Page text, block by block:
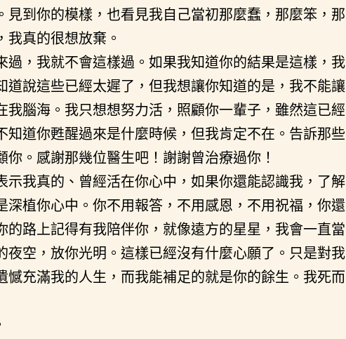
見到你的模樣，也看見我自己當初那麼蠢，那麼笨，那
我真的很想放棄。
過，我就不會這樣過。如果我知道你的結果是這樣，我
道說這些已經太遲了，但我想讓你知道的是，我不能讓
我腦海。我只想想努力活，照顧你一輩子，雖然這已經
知道你甦醒過來是什麼時候，但我肯定不在。告訴那些
你。感謝那幾位醫生吧！謝謝曾治療過你！
示我真的、曾經活在你心中，如果你還能認識我，了解
深植你心中。你不用報答，不用感恩，不用祝福，你還
的路上記得有我陪伴你，就像遠方的星星，我會一直當
夜空，放你光明。這樣已經沒有什麼心願了。只是對我
憾充滿我的人生，而我能補足的就是你的餘生。我死而